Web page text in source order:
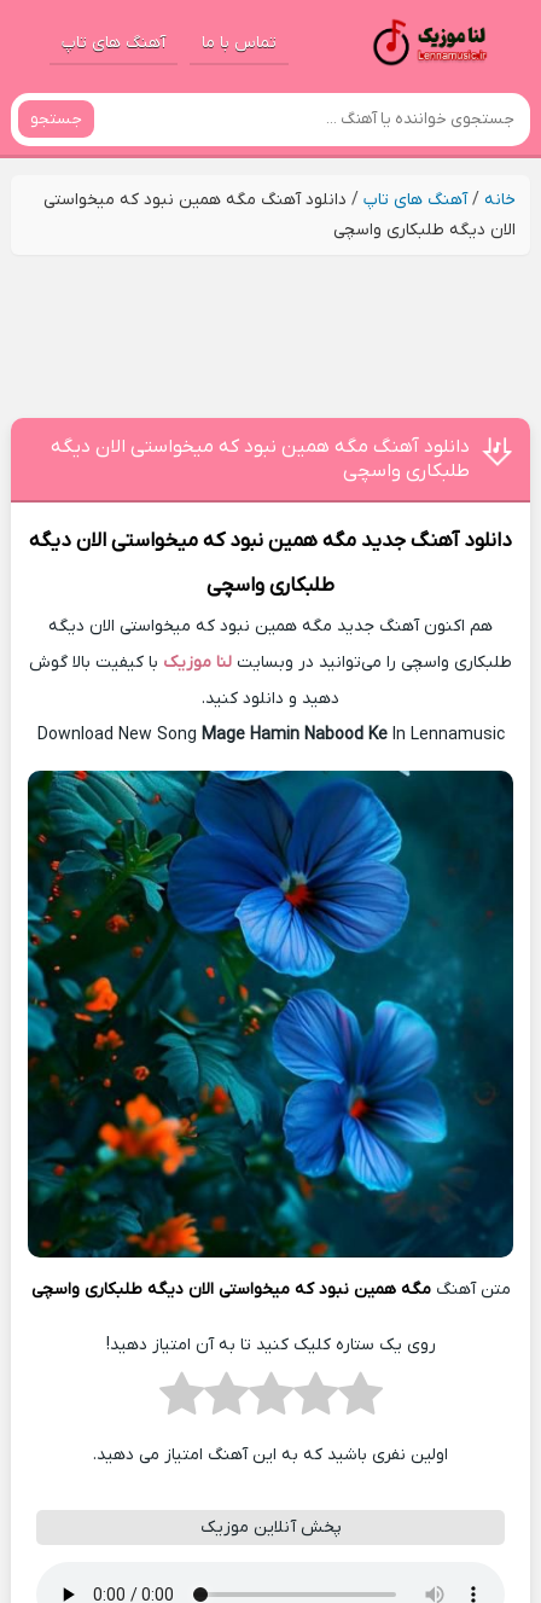
تماس با ما آهنگ های تاپ
جستجو
خانه/آهنگ های تاپ/ دانلود آهنگ مگه همین نبود که میخواستی
الان دیگه طلبکاری واسچی
دانلود آهنگ مگه همین نبود که میخواستی الان دیگه
طلبکاری واسچی
دانلود آهنگ جدید مگه همین نبود که میخواستی الان دیگه
طلبکاری واسچی
هم اکنون آهنگ جدید مگه همین نبود که میخواستی الان دیگه
طلبکاری واسچی را می‌توانید در وبسایت لنا موزیک با کیفیت بالا گوش
دهید و دانلود کنید.
Download New Song Mage Hamin Nabood KeIn Lennamusic
متن آهنگمگه همین نبود که میخواستی الان دیگه طلبکاری واسچی
روی یک ستاره کلیک کنید تا به آن امتیاز دهید!
اولین نفری باشید که به این آهنگ امتیاز می دهید.
پخش آنلاین موزیک